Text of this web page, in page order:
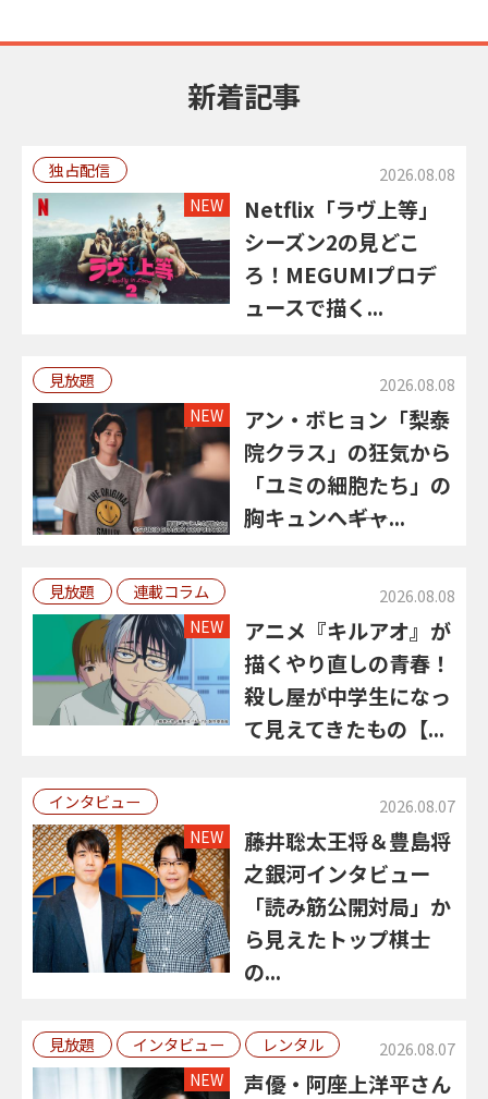
新着記事
独占配信 2026.08.08
NEW
Netflix「ラヴ上等」
シーズン2の見どこ
ろ！MEGUMIプロデ
ュースで描く...
見放題 2026.08.08
NEW
アン・ボヒョン「梨泰
院クラス」の狂気から
「ユミの細胞たち」の
胸キュンへ――ギャ...
見放題 連載コラム 2026.08.08
NEW
アニメ『キルアオ』が
描くやり直しの青春！
殺し屋が中学生になっ
て見えてきたもの【...
インタビュー 2026.08.07
NEW
藤井聡太王将＆豊島将
之銀河インタビュー
「読み筋公開対局」か
ら見えたトップ棋士
の...
見放題 インタビュー レンタル 2026.08.07
NEW
声優・阿座上洋平さん